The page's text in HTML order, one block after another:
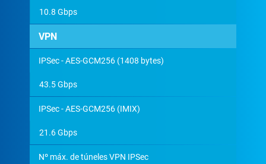
10.8 Gbps
VPN
IPSec - AES-GCM256 (1408 bytes)
43.5 Gbps
IPSec - AES-GCM256 (IMIX)
21.6 Gbps
Nº máx. de túneles VPN IPSec